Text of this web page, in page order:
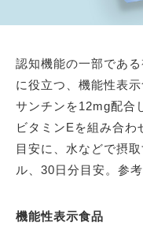
認知機能の一部であ
に役立つ、機能性表
サンチンを12mg配合
ビタミンEを組み合わ
目安に、水などで摂
ル、30日分目安。参
機能性表示食品